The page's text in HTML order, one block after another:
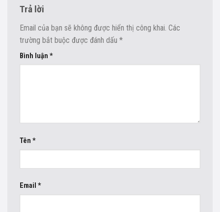
Trả lời
Email của bạn sẽ không được hiển thị công khai. Các
trường bắt buộc được đánh dấu *
Bình luận *
Tên *
Email *